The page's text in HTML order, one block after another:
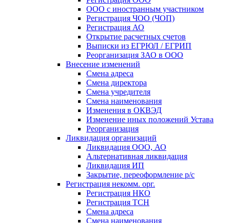
ООО с иностранным участником
Регистрация ЧОО (ЧОП)
Регистрация АО
Открытие расчетных счетов
Выписки из ЕГРЮЛ / ЕГРИП
Реорганизация ЗАО в ООО
Внесение изменений
Смена адреса
Смена директора
Cмена учредителя
Смена наименования
Изменения в ОКВЭД
Изменение иных положений Устава
Реорганизация
Ликвидация организаций
Ликвидация ООО, АО
Альтернативная ликвидация
Ликвидация ИП
Закрытие, переоформление р/с
Регистрация некомм. орг.
Регистрация НКО
Регистрация ТСН
Смена адреса
Смена наименования